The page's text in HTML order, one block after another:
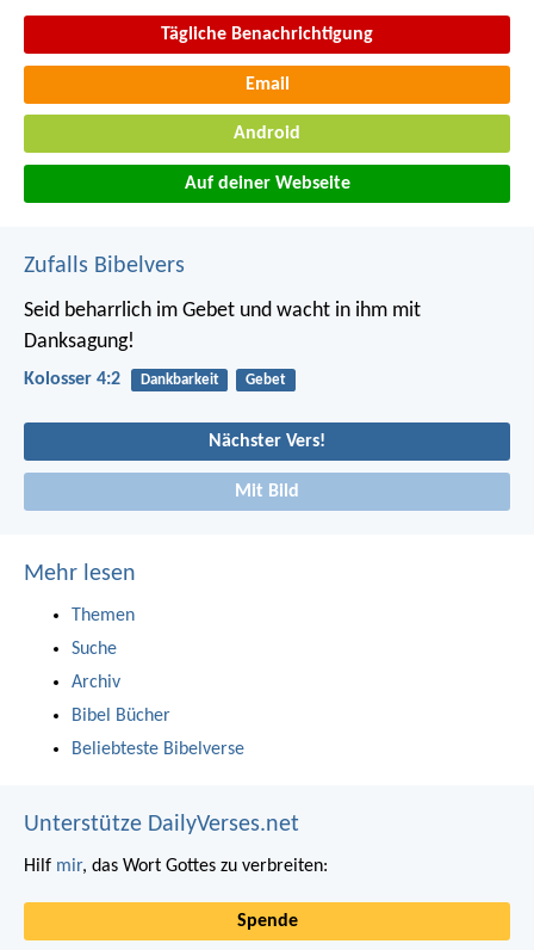
Tägliche Benachrichtigung
Email
Android
Auf deiner Webseite
Zufalls Bibelvers
Seid beharrlich im Gebet und wacht in ihm mit
Danksagung!
Kolosser 4:2 Dankbarkeit Gebet
Nächster Vers!
Mit Bild
Mehr lesen
Themen
Suche
Archiv
Bibel Bücher
Beliebteste Bibelverse
Unterstütze DailyVerses.net
Hilf mir, das Wort Gottes zu verbreiten:
Spende